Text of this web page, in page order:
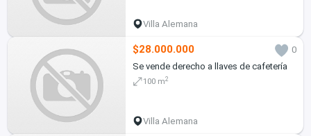
Villa Alemana
$28.000.000
0
Se vende derecho a llaves de cafetería
100 m2
Villa Alemana